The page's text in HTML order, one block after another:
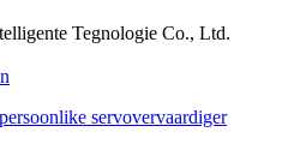
Tegnologie Co., Ltd.